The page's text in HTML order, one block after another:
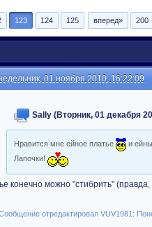
123 124 125 вперед» 200
01 ноября 2010, 16:22:09
Sally (Вторник, 01 декабря
Нравится мне ейное платье
и
Лапочки!
конечно можно "стибрить"
отредактировал VUV1981: